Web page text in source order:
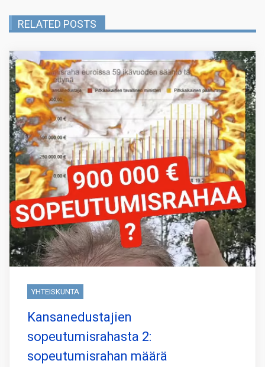
RELATED POSTS
YHTEISKUNTA
Kansanedustajien
sopeutumisrahasta 2:
sopeutumisrahan määrä